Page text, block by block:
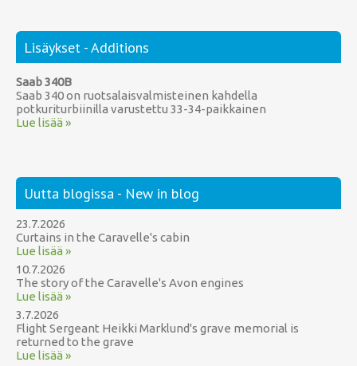
Lisäykset - Additions
Saab 340B
Saab 340 on ruotsalaisvalmisteinen kahdella
potkuriturbiinilla varustettu 33-34-paikkainen
Lue lisää »
Uutta blogissa - New in blog
23.7.2026
Curtains in the Caravelle's cabin
Lue lisää »
10.7.2026
The story of the Caravelle's Avon engines
Lue lisää »
3.7.2026
Flight Sergeant Heikki Marklund's grave memorial is
returned to the grave
Lue lisää »